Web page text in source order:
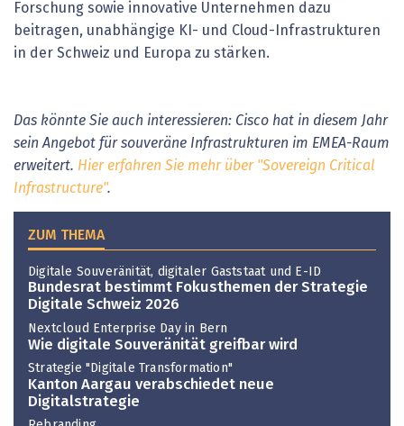
Forschung sowie innovative Unternehmen dazu
beitragen, unabhängige KI- und Cloud-Infrastrukturen
in der Schweiz und Europa zu stärken.
Das könnte Sie auch interessieren: Cisco hat in diesem Jahr
sein Angebot für souveräne Infrastrukturen im EMEA-Raum
erweitert. Hier erfahren Sie mehr über "Sovereign Critical
Infrastructure".
ZUM THEMA
Digitale Souveränität, digitaler Gaststaat und E-ID
Bundesrat bestimmt Fokusthemen der Strategie
Digitale Schweiz 2026
Nextcloud Enterprise Day in Bern
Wie digitale Souveränität greifbar wird
Strategie "Digitale Transformation"
Kanton Aargau verabschiedet neue
Digitalstrategie